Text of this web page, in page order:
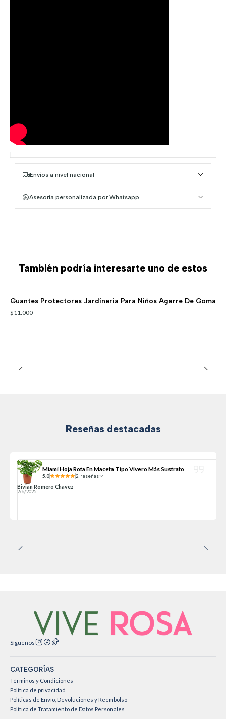
Envíos a nivel nacional
Asesoría personalizada por Whatsapp
También podría interesarte uno de estos
|
Guantes Protectores Jardíneria Para Niños Agarre De Goma
$11.000
Reseñas destacadas
Miami Hoja Rota En Maceta Tipo Vivero Más Sustrato
5.0 2 reseñas
Bivian Romero Chavez
2/6/2025
Síguenos
CATEGORÍAS
Términos y Condiciones
Política de privacidad
Políticas de Envío, Devoluciones y Reembolso
Política de Tratamiento de Datos Personales